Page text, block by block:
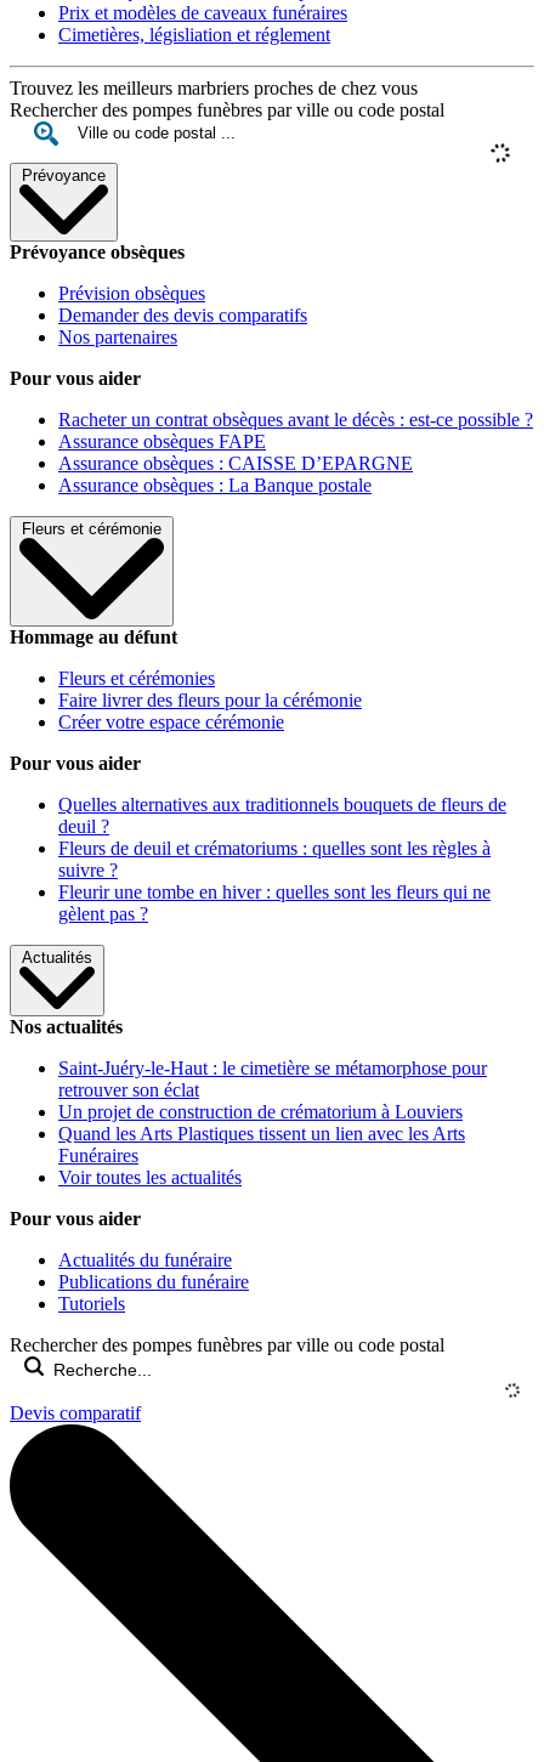
Prix et modèles de caveaux funéraires
Cimetières, législiation et réglement
Trouvez les meilleurs marbriers proches de chez vous
Rechercher des pompes funèbres par ville ou code postal
Prévoyance
Prévoyance obsèques
Prévision obsèques
Demander des devis comparatifs
Nos partenaires
Pour vous aider
Racheter un contrat obsèques avant le décès : est-ce possible ?
Assurance obsèques FAPE
Assurance obsèques : CAISSE D’EPARGNE
Assurance obsèques : La Banque postale
Fleurs et cérémonie
Hommage au défunt
Fleurs et cérémonies
Faire livrer des fleurs pour la cérémonie
Créer votre espace cérémonie
Pour vous aider
Quelles alternatives aux traditionnels bouquets de fleurs de
deuil ?
Fleurs de deuil et crématoriums : quelles sont les règles à
suivre ?
Fleurir une tombe en hiver : quelles sont les fleurs qui ne
gèlent pas ?
Actualités
Nos actualités
Saint-Juéry-le-Haut : le cimetière se métamorphose pour
retrouver son éclat
Un projet de construction de crématorium à Louviers
Quand les Arts Plastiques tissent un lien avec les Arts
Funéraires
Voir toutes les actualités
Pour vous aider
Actualités du funéraire
Publications du funéraire
Tutoriels
Rechercher des pompes funèbres par ville ou code postal
Devis comparatif